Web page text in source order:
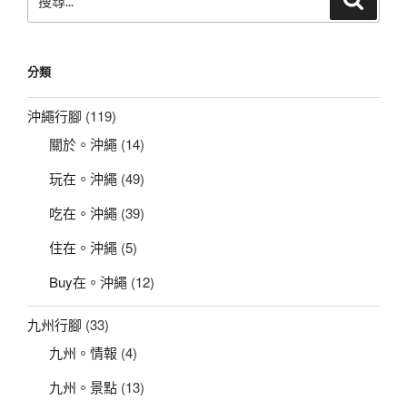
尋
字:
分類
沖繩行腳 (119)
關於。沖繩 (14)
玩在。沖繩 (49)
吃在。沖繩 (39)
住在。沖繩 (5)
Buy在。沖繩 (12)
九州行腳 (33)
九州。情報 (4)
九州。景點 (13)